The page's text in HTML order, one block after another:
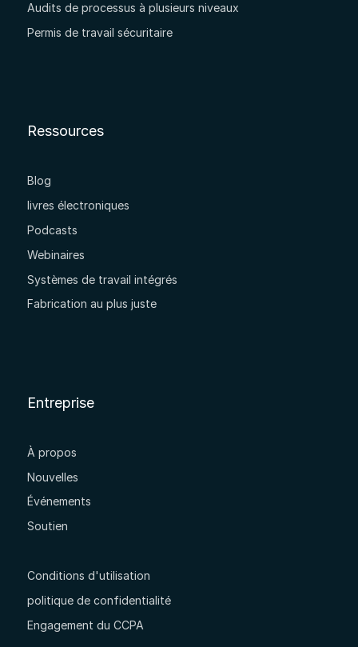
Audits de processus à plusieurs niveaux
Permis de travail sécuritaire
Ressources
Blog
livres électroniques
Podcasts
Webinaires
Systèmes de travail intégrés
Fabrication au plus juste
Entreprise
À propos
Nouvelles
Événements
Soutien
Conditions d'utilisation
politique de confidentialité
Engagement du CCPA